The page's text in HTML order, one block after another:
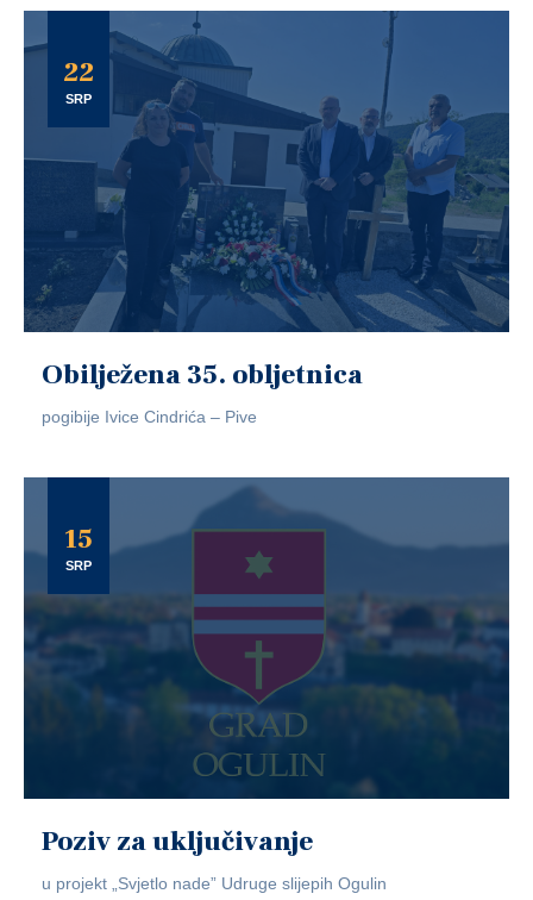
22
SRP
Obilježena 35. obljetnica
pogibije Ivice Cindrića – Pive
15
SRP
Poziv za uključivanje
u projekt „Svjetlo nade” Udruge slijepih Ogulin